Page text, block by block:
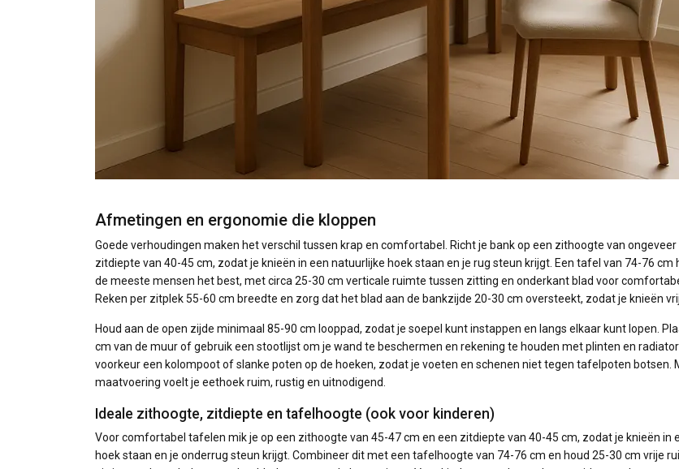
Afmetingen en ergonomie die kloppen
Goede verhoudingen maken het verschil tussen krap en comfortabel. Richt je bank op een zithoogte van
zitdiepte van 40-45 cm, zodat je knieën in een natuurlijke hoek staan en je rug steun krijgt. Een tafel van 74-76 cm
de meeste mensen het best, met circa 25-30 cm verticale ruimte tussen zitting en onderkant blad voor
Reken per zitplek 55-60 cm breedte en zorg dat het blad aan de bankzijde 20-30 cm oversteekt, zodat je knieën
Houd aan de open zijde minimaal 85-90 cm looppad, zodat je soepel kunt instappen en langs elkaar kunt lopen.
cm van de muur of gebruik een stootlijst om je wand te beschermen en rekening te houden met plinten en
voorkeur een kolompoot of slanke poten op de hoeken, zodat je voeten en schenen niet tegen tafelpoten botsen.
maatvoering voelt je eethoek ruim, rustig en uitnodigend.
Ideale zithoogte, zitdiepte en tafelhoogte (ook voor kinderen)
Voor comfortabel tafelen mik je op een zithoogte van 45-47 cm en een zitdiepte van 40-45 cm, zodat je knieën in
hoek staan en je onderrug steun krijgt. Combineer dit met een tafelhoogte van 74-76 cm en houd 25-30 cm vrije